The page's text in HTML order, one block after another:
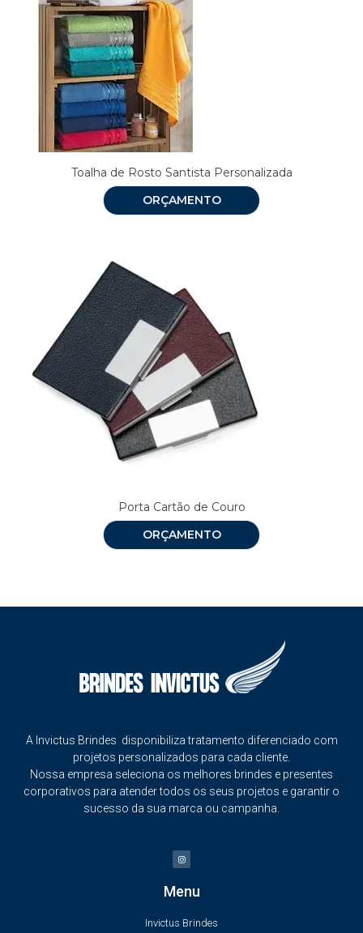
Toalha de Rosto Santista Personalizada
ORÇAMENTO
Porta Cartão de Couro
ORÇAMENTO
A Invictus Brindes disponibiliza tratamento diferenciado com
projetos personalizados para cada cliente.
Nossa empresa seleciona os melhores brindes e presentes
corporativos para atender todos os seus projetos e garantir o
sucesso da sua marca ou campanha.
Menu
Invictus Brindes